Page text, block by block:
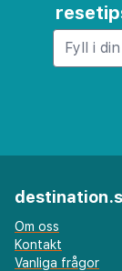
Om oss
Kontakt
Vanliga frågor